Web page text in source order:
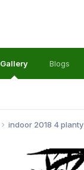
Gallery Blogs
indoor 2018 4 planty